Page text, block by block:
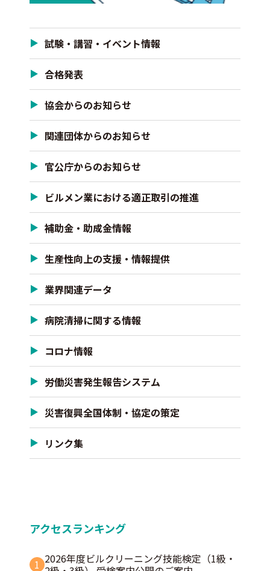
試験・講習・イベント情報
合格発表
協会からのお知らせ
関連団体からのお知らせ
官公庁からのお知らせ
ビルメン業における適正取引の推進
補助金・助成金情報
生産性向上の支援・情報提供
業界関連データ
病院清掃に関する情報
コロナ情報
労働災害発生報告システム
災害復興全国体制・協定の策定
リンク集
アクセスランキング
1 2026年度ビルクリーニング技能検定（1級・